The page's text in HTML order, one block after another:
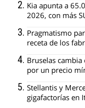
Kia apunta a
2026, con más
Pragmatismo
receta de los
Bruselas cambia
por un precio
Stellantis y
gigafactorías en